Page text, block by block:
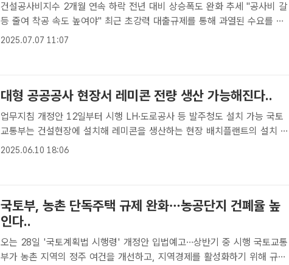
건설공사비지수 2개월 연속 하락 전년 대비 상승폭도 완화 추세 "공사비 갈
등 줄여 착공 속도 높여야" 최근 초강력 대출규제를 통해 과열된 수요를 꺾
은 정부는 앞으로 주택공급 대책 마련에 속도를 낼 것으로 예상된다. /박헌
2025.07.07 11:07
대형 공공공사 현장서 레미콘 전량 생산 가능해진다..
업무지침 개정안 12일부터 시행 LH·도로공사 등 발주청도 설치 가능 국토
교통부는 건설현장에 설치해 레미콘을 생산하는 현장 배치플랜트의 설치 조
건을 완화하기 위해 마련한 '건설공사 품질관리 업무지침' 개정안을 12일부
2025.06.10 18:06
국토부, 농촌 단독주택 규제 완화…농공단지 건폐율 높
인다..
오는 28일 '국토계획법 시행령' 개정안 입법예고…상반기 중 시행 국토교통
부가 농촌 지역의 정주 여건을 개선하고, 지역경제를 활성화하기 위해 규제